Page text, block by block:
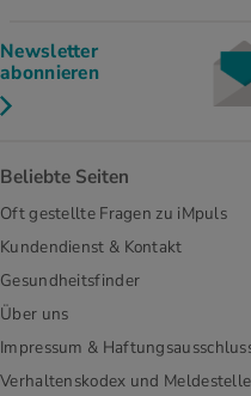
Newsletter
abonnieren
Beliebte Seiten
Oft gestellte Fragen zu iMpuls
Kundendienst & Kontakt
Gesundheitsfinder
Über uns
Impressum &
Verhaltenskodex und Meldestelle